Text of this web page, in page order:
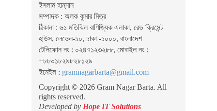
ইসলাম হান্নান
সম্পাদক : অলক কুমার মিত্র
ঠিকানা : ৬১ মতিঝিল বাণিজ্যিক এলাকা, রেড ক্রিসেন্ট
হাউস, লেভেল-১০, ঢাকা -১০০০, বাংলাদেশ
টেলিফোন নং : ০২৪৭১২৩২৮৮, মোবাইল নং :
+৮৮০১৮২৯৮২৮১২৯
ইমেইল : gramnagarbarta@gmail.com
Copyright © 2026 Gram Nagar Barta. All
rights reserved.
Developed by Hope IT Solutions